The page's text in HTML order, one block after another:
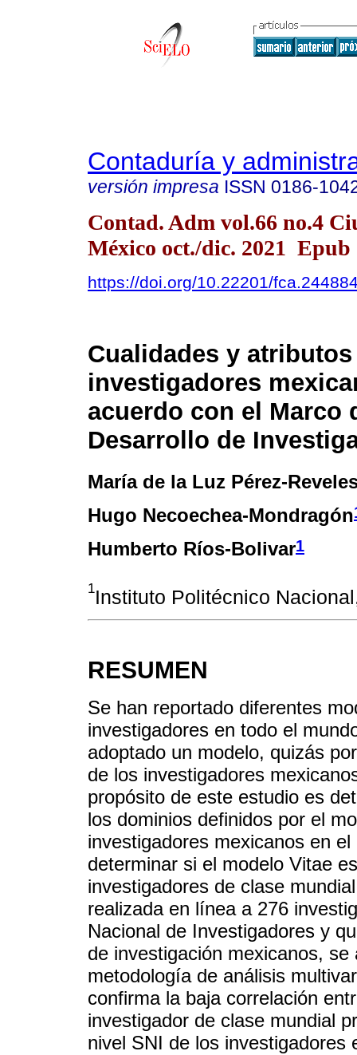
Contaduría y
versión impresa ISSN 0186-
Contad. Adm vol.66 no.4
México oct./dic. 2021 Epub
https://doi.org/10.22201/
Cualidades y
investigadores
acuerdo con el Marco
Desarrollo de
María de la Luz Pérez-
Hugo Necoechea-Mondragón
Humberto Ríos-Bolivar1
1Instituto Politécnico
RESUMEN
Se han reportado diferentes
investigadores en todo el
adoptado un modelo, quizás
de los investigadores
propósito de este estudio es
los dominios definidos por el
investigadores mexicanos en
determinar si el modelo Vitae
investigadores de clase
realizada en línea a 276
Nacional de Investigadores y
de investigación mexicanos,
metodología de análisis
confirma la baja correlación
investigador de clase mundial
nivel SNI de los investigadores